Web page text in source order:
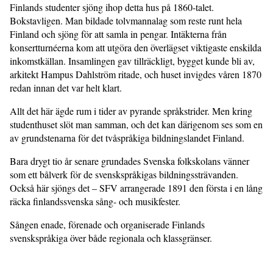
Finlands studenter sjöng ihop detta hus på 1860-talet.
Bokstavligen. Man bildade tolvmannalag som reste runt hela
Finland och sjöng för att samla in pengar. Intäkterna från
konsertturnéerna kom att utgöra den överlägset viktigaste enskilda
inkomstkällan. Insamlingen gav tillräckligt, bygget kunde bli av,
arkitekt Hampus Dahlström ritade, och huset invigdes våren 1870
redan innan det var helt klart.
Allt det här ägde rum i tider av pyrande språkstrider. Men kring
studenthuset slöt man samman, och det kan därigenom ses som en
av grundstenarna för det tvåspråkiga bildningslandet Finland.
Bara drygt tio år senare grundades Svenska folkskolans vänner
som ett bålverk för de svenskspråkigas bildningssträvanden.
Också här sjöngs det – SFV arrangerade 1891 den första i en lång
räcka finlandssvenska sång- och musikfester.
Sången enade, förenade och organiserade Finlands
svenskspråkiga över både regionala och klassgränser.